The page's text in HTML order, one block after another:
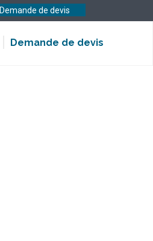
Demande de devis
Demande de devis